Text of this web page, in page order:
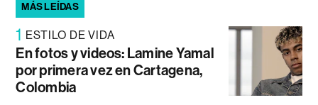
MÁS LEÍDAS
1 ESTILO DE VIDA
En fotos y videos: Lamine Yamal
por primera vez en Cartagena,
Colombia